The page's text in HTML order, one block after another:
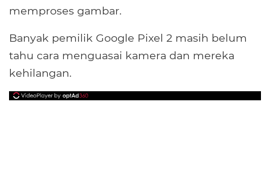
memproses gambar.
Banyak pemilik Google Pixel 2 masih belum
tahu cara menguasai kamera dan mereka
kehilangan.